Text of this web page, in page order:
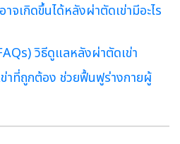
จเกิดขึ้นได้หลังผ่าตัดเข่ามีอะไร
วิธีดูแลหลังผ่าตัดเข่า
าที่ถูกต้อง ช่วยฟื้นฟูร่างกายผู้